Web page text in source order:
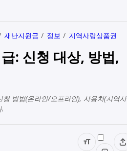
재난지원금 정보 지역사랑상품권
: 신청 대상, 방법,
방법(온라인/오프라인), 사용처(지역사